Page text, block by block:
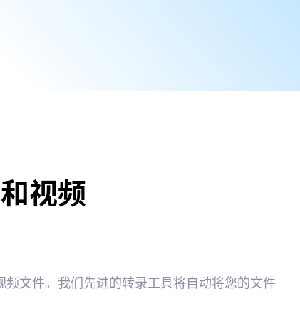
视频
文件。我们先进的转录工具将自动将您的文件